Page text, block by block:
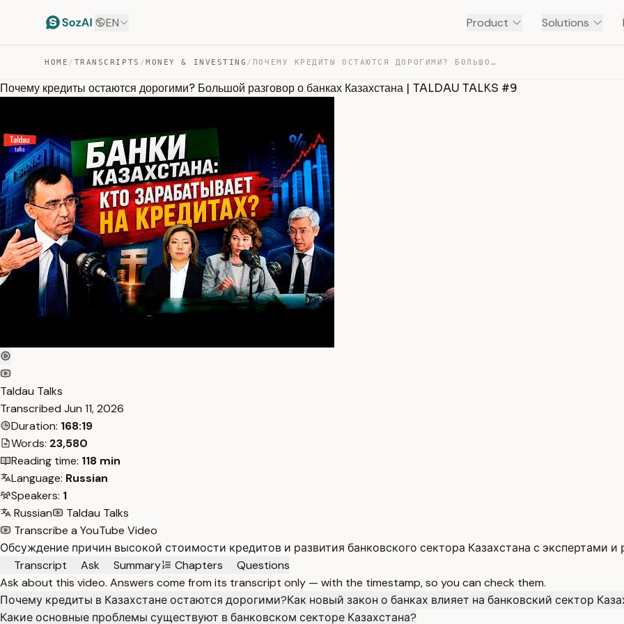
EN Product Solutions
HOME / TRANSCRIPTS /MONEY & INVESTING / ПОЧЕМУ КРЕДИТЫ ОСТАЮТСЯ ДОРОГИМИ? БОЛЬШОЙ РАЗГОВОР О БА… — TRANSCRIPT
Почему кредиты остаются дорогими? Большой разговор о банках Казахстана | TALDAU TALKS #9
Taldau Talks
Transcribed Jun 11, 2026
Duration: 168:19
Words: 23,580
Reading time: 118 min
Language: Russian
Speakers: 1
Russian
Taldau Talks
Transcribe a YouTube Video
Обсуждение причин высокой стоимости кредитов и развития банковского сектора Казахстана с экспертами и
Transcript
Ask Summary Chapters
Questions
Ask about this video. Answers come from its transcript only — with the timestamp, so you can check them.
Почему кредиты в Казахстане остаются дорогими?Как новый закон о банках влияет на банковский сектор
Какие основные проблемы существуют в банковском секторе Казахстана?